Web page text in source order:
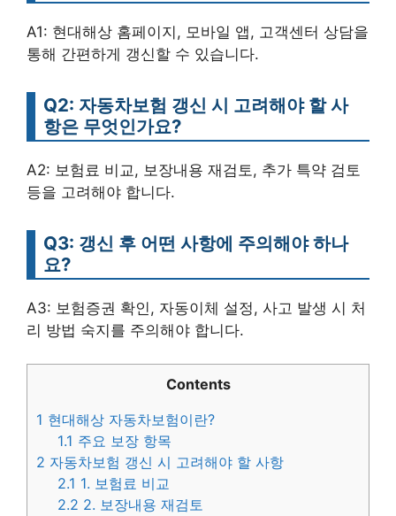
A1: 현대해상 홈페이지, 모바일 앱, 고객센터 상담을
통해 간편하게 갱신할 수 있습니다.
Q2: 자동차보험 갱신 시 고려해야 할 사
항은 무엇인가요?
A2: 보험료 비교, 보장내용 재검토, 추가 특약 검토
등을 고려해야 합니다.
Q3: 갱신 후 어떤 사항에 주의해야 하나
요?
A3: 보험증권 확인, 자동이체 설정, 사고 발생 시 처
리 방법 숙지를 주의해야 합니다.
Contents
1 현대해상 자동차보험이란?
1.1 주요 보장 항목
2 자동차보험 갱신 시 고려해야 할 사항
2.1 1. 보험료 비교
2.2 2. 보장내용 재검토